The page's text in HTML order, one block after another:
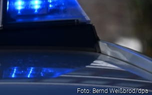
Foto: Bernd Weißbrod/dpa